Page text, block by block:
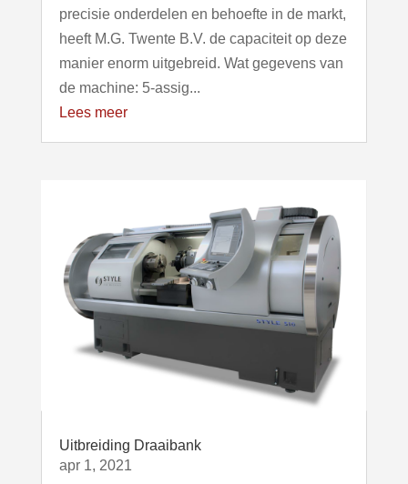
precisie onderdelen en behoefte in de markt,
heeft M.G. Twente B.V. de capaciteit op deze
manier enorm uitgebreid. Wat gegevens van
de machine: 5-assig...
Lees meer
Uitbreiding Draaibank
apr 1, 2021